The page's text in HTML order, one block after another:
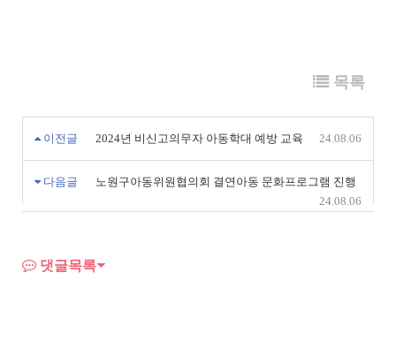
목록
이전글 2024년 비신고의무자 아동학대 예방 교육 24.08.06
다음글
노원구아동위원협의회 결연아동 문화프로그램 진행
24.08.06
댓글목록